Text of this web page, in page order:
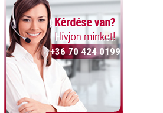
+36 70 424 0199